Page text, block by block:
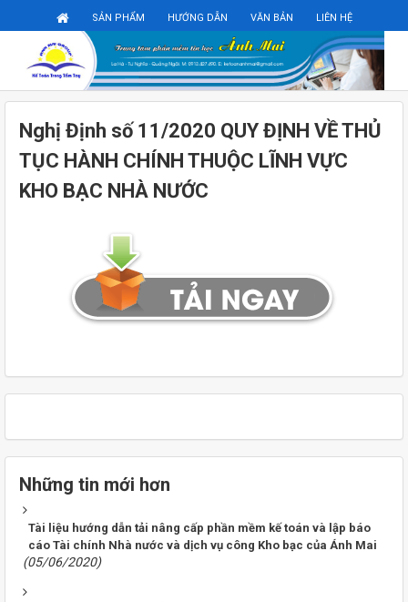
Đăng ký Đăng nhập
SẢN PHẨM HƯỚNG DẪN VĂN BẢN LIÊN HỆ
Nghị Định số 11/2020 QUY ĐỊNH VỀ THỦ
TỤC HÀNH CHÍNH THUỘC LĨNH VỰC
KHO BẠC NHÀ NƯỚC
Những tin mới hơn
Tài liệu hướng dẫn tải nâng cấp phần mềm kế toán và lập báo
cáo Tài chính Nhà nước và dịch vụ công Kho bạc của Ánh Mai
(05/06/2020)